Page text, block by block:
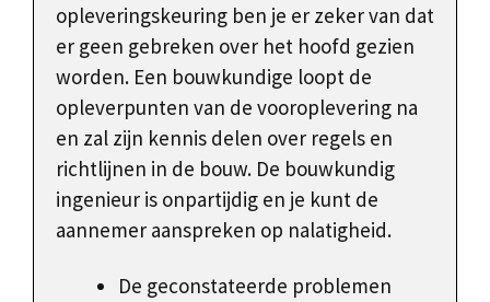
opleveringskeuring ben je er zeker van dat
er geen gebreken over het hoofd gezien
worden. Een bouwkundige loopt de
opleverpunten van de vooroplevering na
en zal zijn kennis delen over regels en
richtlijnen in de bouw. De bouwkundig
ingenieur is onpartijdig en je kunt de
aannemer aanspreken op nalatigheid.
De geconstateerde problemen